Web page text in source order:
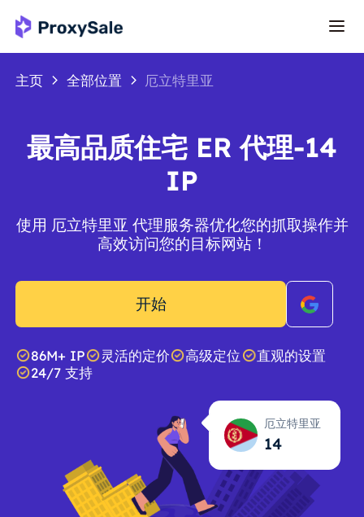
主页 全部位置 厄立特里亚
最高品质住宅 ER 代理-14
IP
使用 厄立特里亚 代理服务器优化您的抓取操作并
高效访问您的目标网站！
开始
86M+ IP 灵活的定价 高级定位
直观的设置
24/7 支持
厄立特里亚
14